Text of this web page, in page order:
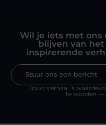
Wil je iets met ons
blijven van
inspirerende
Stuur ons een bericht
Jouw verhaal is
te worden —